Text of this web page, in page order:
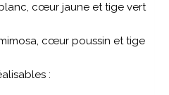
blanc, cœur jaune et tige vert
cœur poussin et tige
: